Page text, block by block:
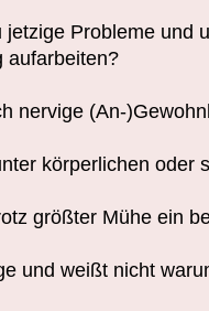
jetzige Probleme und
aufarbeiten?
nervige (An-
körperlichen oder
größter Mühe ein
und weißt nicht